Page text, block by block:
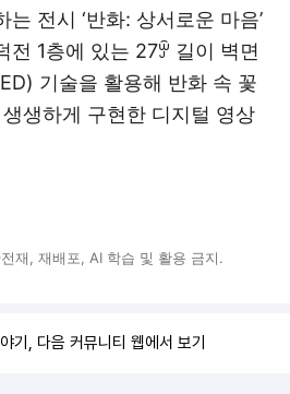
전시 ‘반화: 상서로운 마음’
1층에 있는 27ꏭ 길이 벽면
기술을 활용해 반화 속 꽃
생하게 구현한 디지털 영상
재, 재배포, AI 학습 및 활용 금지.
기, 다음 커뮤니티 웹에서 보기